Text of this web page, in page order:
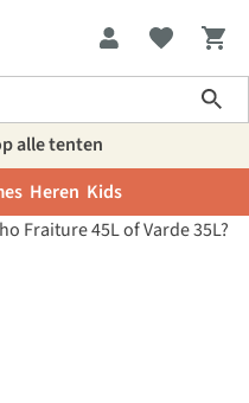
alle tenten
Heren Kids